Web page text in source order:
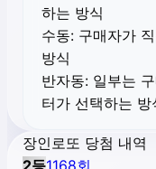
하는 방식
수동: 구매자가
방식
반자동: 일부는
터가 선택하는 방
장인로또 당첨 내역
2등1168회